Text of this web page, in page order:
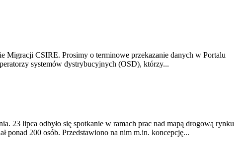
Migracji CSIRE. Prosimy o terminowe przekazanie danych w Portalu
systemów dystrybucyjnych (OSD), którzy...
23 lipca odbyło się spotkanie w ramach prac nad mapą drogową rynku
ponad 200 osób. Przedstawiono na nim m.in. koncepcję...